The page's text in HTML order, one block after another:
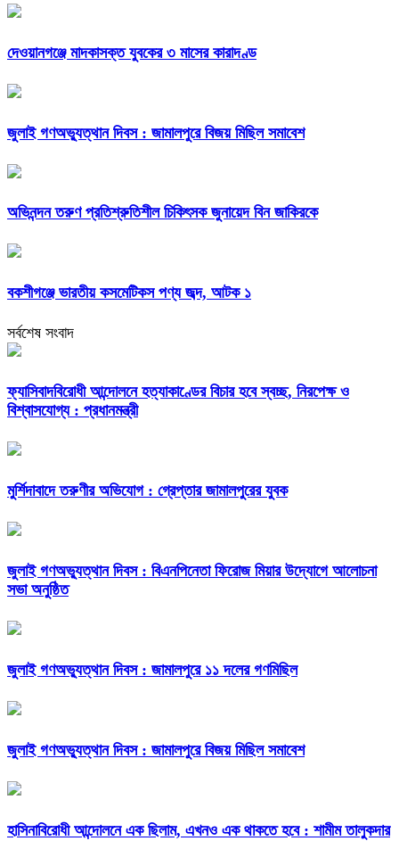
দেওয়ানগঞ্জে মাদকাসক্ত যুবকের ৩ মাসের কারাদণ্ড
জুলাই গণঅভ্যুত্থান দিবস : জামালপুরে বিজয় মিছিল সমাবেশ
অভিনন্দন তরুণ প্রতিশ্রুতিশীল চিকিৎসক জুনায়েদ বিন জাকিরকে
বকশীগঞ্জে ভারতীয় কসমেটিকস পণ্য জব্দ, আটক ১
সর্বশেষ সংবাদ
ফ্যাসিবাদবিরোধী আন্দোলনে হত্যাকাণ্ডের বিচার হবে স্বচ্ছ, নিরপেক্ষ ও
বিশ্বাসযোগ্য : প্রধানমন্ত্রী
মুর্শিদাবাদে তরুণীর অভিযোগ : গ্রেপ্তার জামালপুরের যুবক
জুলাই গণঅভ্যুত্থান দিবস : বিএনপিনেতা ফিরোজ মিয়ার উদ্যোগে আলোচনা
সভা অনুষ্ঠিত
জুলাই গণঅভ্যুত্থান দিবস : জামালপুরে ১১ দলের গণমিছিল
জুলাই গণঅভ্যুত্থান দিবস : জামালপুরে বিজয় মিছিল সমাবেশ
হাসিনাবিরোধী আন্দোলনে এক ছিলাম, এখনও এক থাকতে হবে : শামীম তালুকদার